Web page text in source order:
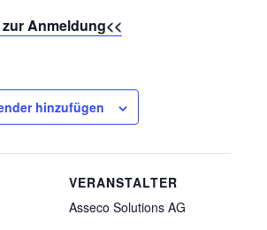
zur Anmeldung<<
hinzufügen
VERANSTALTER
Asseco Solutions AG